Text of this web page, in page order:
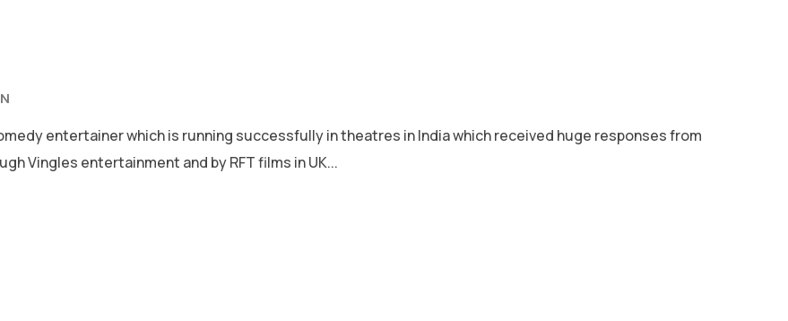
entertainer which is running successfully in theatres in India which received huge responses from
Vingles entertainment and by RFT films in UK...